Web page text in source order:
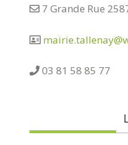
7 Grande Rue
03 81 58 85 77